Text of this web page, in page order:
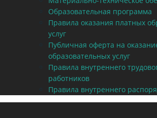
Образовательная программа
Правила оказания платных
услуг
Публичная оферта на
образовательных услуг
Правила внутреннего
работников
Правила внутреннего